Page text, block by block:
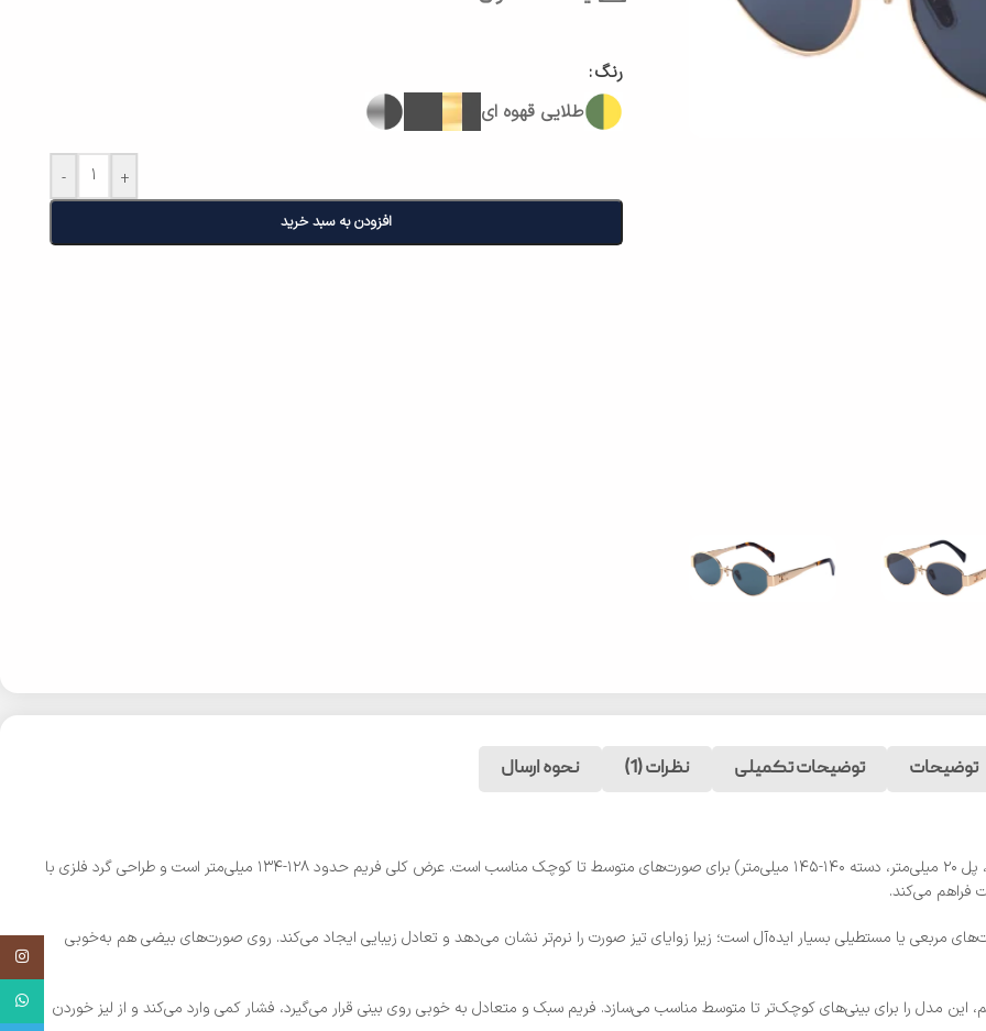
رنگ
طلایی قهوه ای
- +
افزودن به سبد خرید
توضیحات توضیحات تکمیلی نظرات (1) نحوه ارسال
با سایز متوسط (لنز حدود ۵۲-۵۴ میلی‌متر، پل ۲۰ میلی‌متر، دسته ۱۴۰-۱۴۵ میلی‌متر) برای صورت‌های متوسط تا کوچک مناسب است. عرض کلی فریم حدود ۱۲۸-۱۳۴ میلی‌متر است و طراحی گرد فلزی با
فراهم می‌کند.
مربعی یا مستطیلی بسیار ایده‌آل است؛ زیرا زوایای تیز صورت را نرم‌تر نشان می‌دهد و تعادل زیبایی ایجاد می‌کند. روی صورت‌های بیضی هم به‌خوبی
این مدل را برای بینی‌های کوچک‌تر تا متوسط مناسب می‌سازد. فریم سبک و متعادل به خوبی روی بینی قرار می‌گیرد، فشار کمی وارد می‌کند و از لیز خوردن
واتساپ